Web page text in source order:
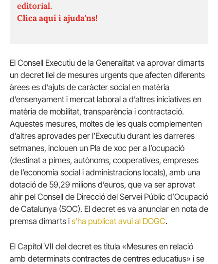
editorial.
Clica aquí i ajuda'ns!
El Consell Executiu de la Generalitat va aprovar dimarts
un decret llei de mesures urgents que afecten diferents
àrees es d’ajuts de caràcter social en matèria
d’ensenyament i mercat laboral a d’altres iniciatives en
matèria de mobilitat, transparència i contractació.
Aquestes mesures, moltes de les quals complementen
d’altres aprovades per l’Executiu durant les darreres
setmanes, inclouen un Pla de xoc per a l’ocupació
(destinat a pimes, autònoms, cooperatives, empreses
de l’economia social i administracions locals), amb una
dotació de 59,29 milions d’euros, que va ser aprovat
ahir pel Consell de Direcció del Servei Públic d’Ocupació
de Catalunya (SOC). El decret es va anunciar en nota de
premsa dimarts i s’ha publicat avui al DOGC.
El Capítol VII del decret es titula «Mesures en relació
amb determinats contractes de centres educatius» i se